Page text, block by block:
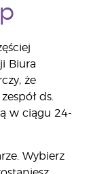
Biura
że
ds.
w ciągu 24-
Wybierz